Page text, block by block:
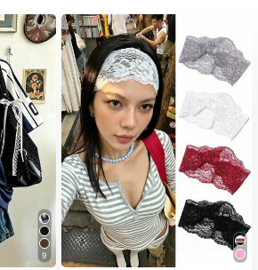
9
#1 ขายดี
ใน 20-30% อ อุปกรณ์ผมของผู้หญิง
เกือบหมดแล้ว!